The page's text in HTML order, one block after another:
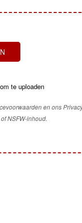
te uploaden
en ons
NSFW-inhoud.